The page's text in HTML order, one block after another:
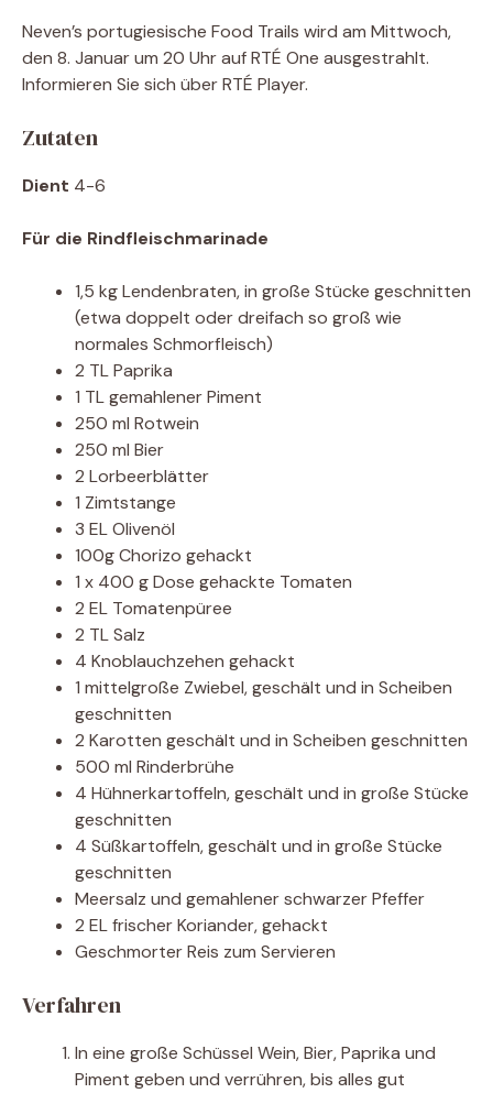
Neven’s portugiesische Food Trails wird am Mittwoch,
den 8. Januar um 20 Uhr auf RTÉ One ausgestrahlt.
Informieren Sie sich über RTÉ Player.
Zutaten
Dient 4-6
Für die Rindfleischmarinade
1,5 kg Lendenbraten, in große Stücke geschnitten
(etwa doppelt oder dreifach so groß wie
normales Schmorfleisch)
2 TL Paprika
1 TL gemahlener Piment
250 ml Rotwein
250 ml Bier
2 Lorbeerblätter
1 Zimtstange
3 EL Olivenöl
100g Chorizo ​​gehackt
1 x 400 g Dose gehackte Tomaten
2 EL Tomatenpüree
2 TL Salz
4 Knoblauchzehen gehackt
1 mittelgroße Zwiebel, geschält und in Scheiben
geschnitten
2 Karotten geschält und in Scheiben geschnitten
500 ml Rinderbrühe
4 Hühnerkartoffeln, geschält und in große Stücke
geschnitten
4 Süßkartoffeln, geschält und in große Stücke
geschnitten
Meersalz und gemahlener schwarzer Pfeffer
2 EL frischer Koriander, gehackt
Geschmorter Reis zum Servieren
Verfahren
In eine große Schüssel Wein, Bier, Paprika und
Piment geben und verrühren, bis alles gut